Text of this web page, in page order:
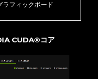
ラフィックボード
CUDA®コア